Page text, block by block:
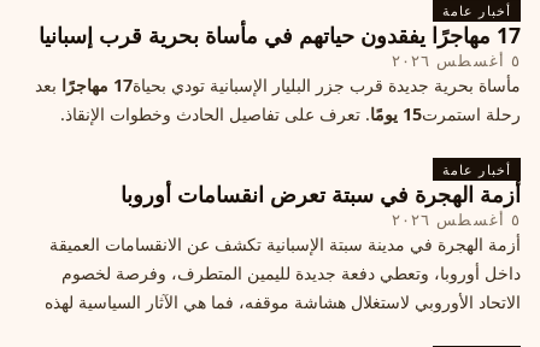
أخبار عامة
17 مهاجرًا يفقدون حياتهم في مأساة بحرية قرب إسبانيا
٥ أغسطس ٢٠٢٦
مأساة بحرية جديدة قرب جزر البليار الإسبانية تودي بحياة17 مهاجرًا
بعد
رحلة استمرت15 يومًا . تعرف على تفاصيل الحادث وخطوات الإنقاذ.
أخبار عامة
أزمة الهجرة في سبتة تعرض انقسامات أوروبا
٥ أغسطس ٢٠٢٦
أزمة الهجرة في مدينة سبتة الإسبانية تكشف عن الانقسامات العميقة
داخل أوروبا، وتعطي دفعة جديدة لليمين المتطرف، وفرصة لخصوم
الاتحاد الأوروبي لاستغلال هشاشة موقفه، فما هي الآثار السياسية لهذه